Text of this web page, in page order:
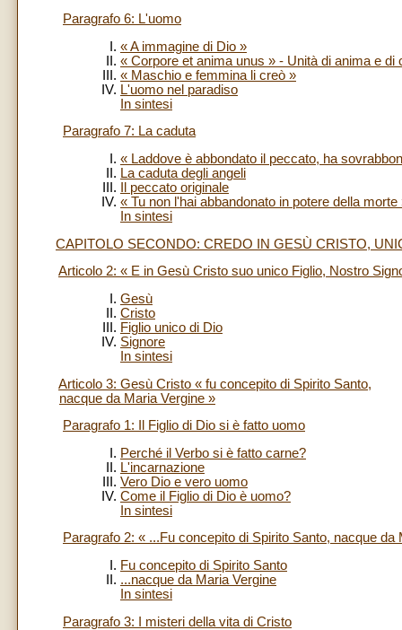
Paragrafo 6: L'uomo
« A immagine di Dio »
« Corpore et anima unus » - Unità di anima e di
« Maschio e femmina li creò »
L'uomo nel paradiso
In sintesi
Paragrafo 7: La caduta
« Laddove è abbondato il peccato, ha
La caduta degli angeli
Il peccato originale
« Tu non l'hai abbandonato in potere della morte
In sintesi
CAPITOLO SECONDO: CREDO IN GESÙ CRISTO,
Articolo 2: « E in Gesù Cristo suo unico Figlio, Nostro
Gesù
Cristo
Figlio unico di Dio
Signore
In sintesi
Articolo 3: Gesù Cristo « fu concepito di Spirito Santo,
nacque da Maria Vergine »
Paragrafo 1: Il Figlio di Dio si è fatto uomo
Perché il Verbo si è fatto carne?
L'incarnazione
Vero Dio e vero uomo
Come il Figlio di Dio è uomo?
In sintesi
Paragrafo 2: « ...Fu concepito di Spirito Santo, nacque da
Fu concepito di Spirito Santo
...nacque da Maria Vergine
In sintesi
Paragrafo 3: I misteri della vita di Cristo